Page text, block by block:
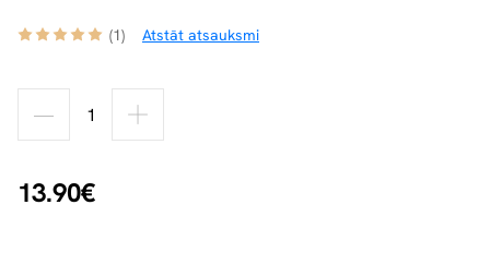
(1) Atstāt atsauksmi
13.90€